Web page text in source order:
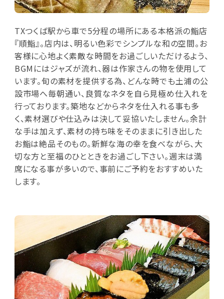
TXつくば駅から車で5分程の場所にある本格派の鮨店
『順鮨』。店内は、明るい色彩でシンプルな和の空間。お
客様に心地よく素敵な時間をお過ごしいただけるよう、
BGMにはジャズが流れ、器は作家さんの物を使用して
います。旬の素材を提供する為、どんな時でも土浦の公
設市場へ毎朝通い、良質なネタを自ら見極め仕入れを
行っております。築地などからネタを仕入れる事も多
く、素材選びや仕込みは決して妥協いたしません。余計
な手は加えず、素材の持ち味をそのままに引き出した
お鮨は絶品そのもの。新鮮な海の幸を食べながら、大
切な方と至福のひとときをお過ごし下さい。週末は満
席になる事が多いので、事前にご予約をおすすめいた
します。